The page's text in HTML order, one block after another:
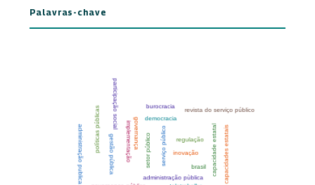
Palavras-chave